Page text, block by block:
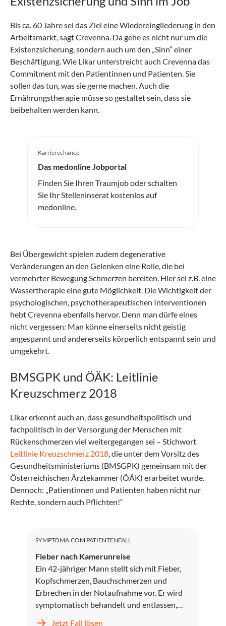
Bis ca. 60 Jahre sei das Ziel eine Wiedereingliederung in den
Arbeitsmarkt, sagt Crevenna. Da gehe es nicht nur um die
Existenzsicherung, sondern auch um den „Sinn“ einer
Beschäftigung. Wie Likar unterstreicht auch Crevenna das
Commitment mit den Patientinnen und Patienten. Sie
sollen das tun, was sie gerne machen. Auch die
Ernährungstherapie müsse so gestaltet sein, dass sie
beibehalten werden kann.
Karrierechance
Das medonline Jobportal
Finden Sie Ihren Traumjob oder schalten
Sie Ihr Stelleninserat kostenlos auf
medonline.
Bei Übergewicht spielen zudem degenerative
Veränderungen an den Gelenken eine Rolle, die bei
vermehrter Bewegung Schmerzen bereiten. Hier sei z.B. eine
Wassertherapie eine gute Möglichkeit. Die Wichtigkeit der
psychologischen, psychotherapeutischen Interventionen
hebt Crevenna ebenfalls hervor. Denn man dürfe eines
nicht vergessen: Man könne einerseits nicht geistig
angespannt und andererseits körperlich entspannt sein und
umgekehrt.
BMSGPK und ÖÄK: Leitlinie
Kreuzschmerz 2018
Likar erkennt auch an, dass gesundheitspolitisch und
fachpolitisch in der Versorgung der Menschen mit
Rückenschmerzen viel weitergegangen sei – Stichwort
Leitlinie Kreuzschmerz 2018, die unter dem Vorsitz des
Gesundheitsministeriums (BMSGPK) gemeinsam mit der
Österreichischen Ärztekammer (ÖÄK) erarbeitet wurde.
Dennoch: „Patientinnen und Patienten haben nicht nur
Rechte, sondern auch Pflichten!“
SYMPTOMA.COM PATIENTENFALL
Fieber nach Kamerunreise
Ein 42-jähriger Mann stellt sich mit Fieber,
Kopfschmerzen, Bauchschmerzen und
Erbrechen in der Notaufnahme vor. Er wird
symptomatisch behandelt und entlassen,
kehrt jedoch zwei Tage später mit
Jetzt Fall lösen